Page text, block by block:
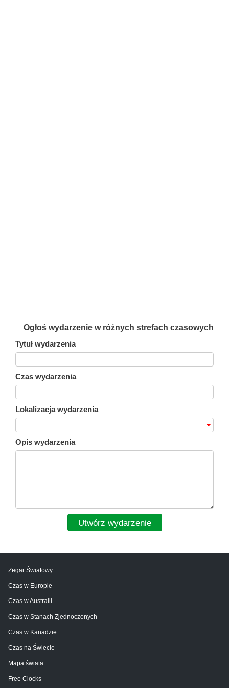
Ogłoś wydarzenie w różnych strefach czasowych
Tytuł wydarzenia
Czas wydarzenia
Lokalizacja wydarzenia
Opis wydarzenia
Utwórz wydarzenie
Zegar Światowy
Czas w Europie
Czas w Australii
Czas w Stanach Zjednoczonych
Czas w Kanadzie
Czas na Świecie
Mapa świata
Free Clocks